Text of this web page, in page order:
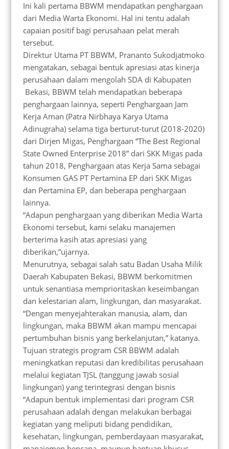
Ini kali pertama BBWM mendapatkan penghargaan
dari Media Warta Ekonomi. Hal ini tentu adalah
capaian positif bagi perusahaan pelat merah
tersebut.
Direktur Utama PT BBWM, Prananto Sukodjatmoko
mengatakan, sebagai bentuk apresiasi atas kinerja
perusahaan dalam mengolah SDA di Kabupaten
Bekasi, BBWM telah mendapatkan beberapa
penghargaan lainnya, seperti Penghargaan Jam
Kerja Aman (Patra Nirbhaya Karya Utama
Adinugraha) selama tiga berturut-turut (2018-2020)
dari Dirjen Migas, Penghargaan “The Best Regional
State Owned Enterprise 2018” dari SKK Migas pada
tahun 2018, Penghargaan atas Kerja Sama sebagai
Konsumen GAS PT Pertamina EP dari SKK Migas
dan Pertamina EP, dan beberapa penghargaan
lainnya.
“Adapun penghargaan yang diberikan Media Warta
Ekonomi tersebut, kami selaku manajemen
berterima kasih atas apresiasi yang
diberikan,”ujarnya.
Menurutnya, sebagai salah satu Badan Usaha Milik
Daerah Kabupaten Bekasi, BBWM berkomitmen
untuk senantiasa memprioritaskan keseimbangan
dan kelestarian alam, lingkungan, dan masyarakat.
“Dengan menyejahterakan manusia, alam, dan
lingkungan, maka BBWM akan mampu mencapai
pertumbuhan bisnis yang berkelanjutan,” katanya.
Tujuan strategis program CSR BBWM adalah
meningkatkan reputasi dan kredibilitas perusahaan
melalui kegiatan TJSL (tanggung jawab sosial
lingkungan) yang terintegrasi dengan bisnis
“Adapun bentuk implementasi dari program CSR
perusahaan adalah dengan melakukan berbagai
kegiatan yang meliputi bidang pendidikan,
kesehatan, lingkungan, pemberdayaan masyarakat,